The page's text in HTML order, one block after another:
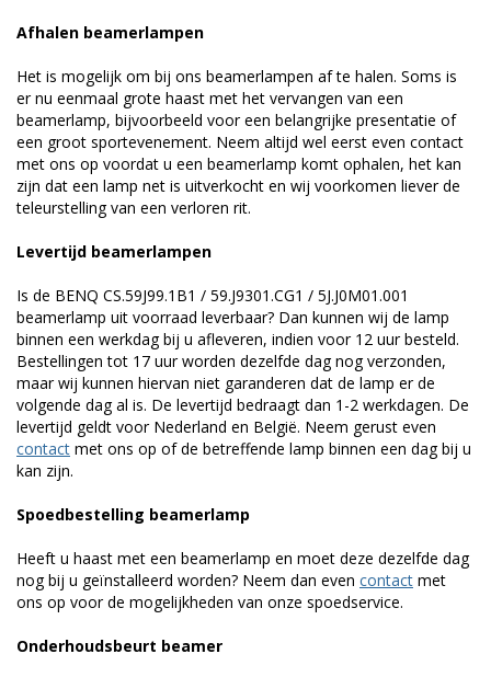
Afhalen beamerlampen
Het is mogelijk om bij ons beamerlampen af te halen. Soms is
er nu eenmaal grote haast met het vervangen van een
beamerlamp, bijvoorbeeld voor een belangrijke presentatie of
een groot sportevenement. Neem altijd wel eerst even contact
met ons op voordat u een beamerlamp komt ophalen, het kan
zijn dat een lamp net is uitverkocht en wij voorkomen liever de
teleurstelling van een verloren rit.
Levertijd beamerlampen
Is de BENQ CS.59J99.1B1 / 59.J9301.CG1 / 5J.J0M01.001
beamerlamp uit voorraad leverbaar? Dan kunnen wij de lamp
binnen een werkdag bij u afleveren, indien voor 12 uur besteld.
Bestellingen tot 17 uur worden dezelfde dag nog verzonden,
maar wij kunnen hiervan niet garanderen dat de lamp er de
volgende dag al is. De levertijd bedraagt dan 1-2 werkdagen. De
levertijd geldt voor Nederland en België. Neem gerust even
contact met ons op of de betreffende lamp binnen een dag bij u
kan zijn.
Spoedbestelling beamerlamp
Heeft u haast met een beamerlamp en moet deze dezelfde dag
nog bij u geïnstalleerd worden? Neem dan even contact met
ons op voor de mogelijkheden van onze spoedservice.
Onderhoudsbeurt beamer